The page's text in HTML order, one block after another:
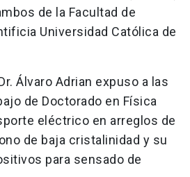
de la Facultad de
Universidad Católica de
Álvaro Adrian expuso a las
de Doctorado en Física
eléctrico en arreglos de
de baja cristalinidad y su
para sensado de